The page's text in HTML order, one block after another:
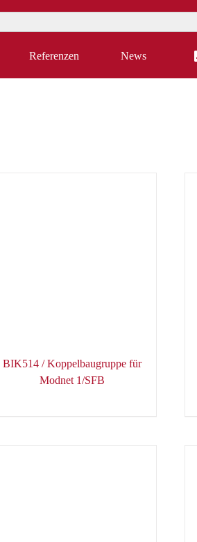
Referenzen News
BIK514 / Koppelbaugruppe für
Modnet 1/SFB